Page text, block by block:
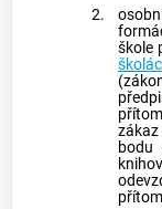
2.
škole
bodu